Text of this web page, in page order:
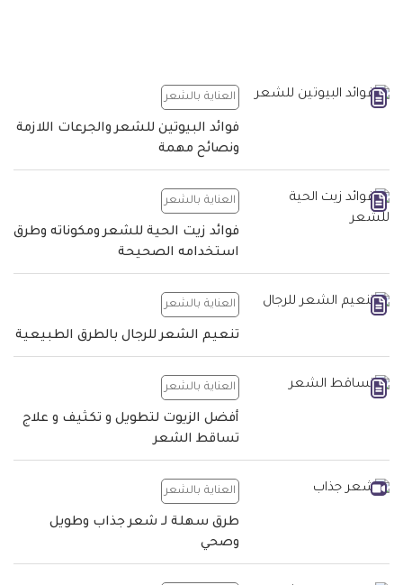
العناية بالشعر
فوائد البيوتين للشعر والجرعات اللازمة
ونصائح مهمة
العناية بالشعر
فوائد زيت الحية للشعر ومكوناته وطرق
استخدامه الصحيحة
العناية بالشعر
تنعيم الشعر للرجال بالطرق الطبيعية
العناية بالشعر
أفضل الزيوت لتطويل و تكثيف و علاج
تساقط الشعر
العناية بالشعر
طرق سهلة لـ شعر جذاب وطويل
وصحي